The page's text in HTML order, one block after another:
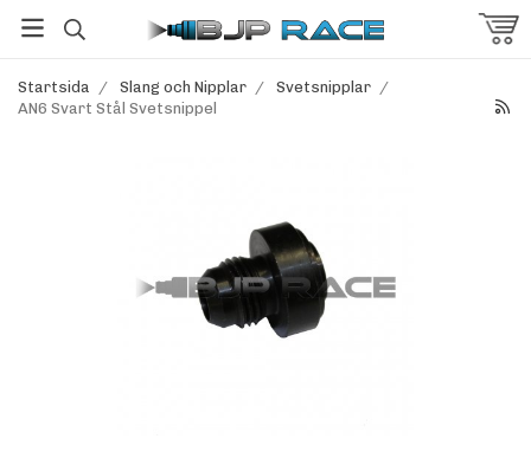
Startsida / Slang och Nipplar / Svetsnipplar /
AN6 Svart Stål Svetsnippel